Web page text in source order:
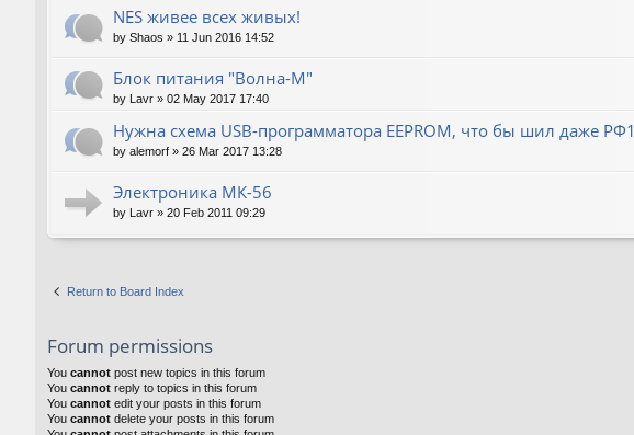
NES живее всех живых!
by Shaos » 11 Jun 2016 14:52
Блок питания "Волна-М"
by Lavr » 02 May 2017 17:40
Нужна схема USB-программатора EEPROM, что бы шил даже
by alemorf » 26 Mar 2017 13:28
Электроника МК-56
by Lavr » 20 Feb 2011 09:29
Return to Board Index
Forum permissions
You cannot post new topics in this forum
You cannot reply to topics in this forum
You cannot edit your posts in this forum
You cannot delete your posts in this forum